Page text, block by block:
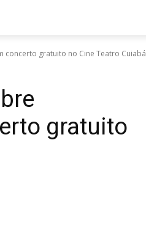
gratuito no Cine Teatro Cuiabá
gratuito